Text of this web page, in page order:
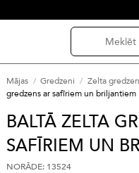
Mājas Gredzeni Zelta
gredzens ar safīriem un briljantiem
BALTĀ ZELTA
SAFĪRIEM UN
NORĀDE: 13524